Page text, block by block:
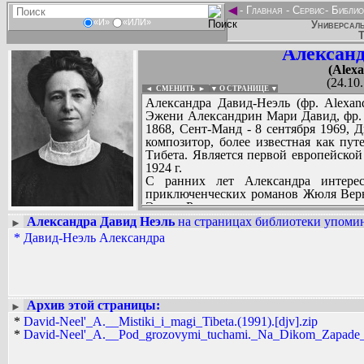
«И» «ИЛИ»
◄- Главная - Сервис-
◄ СМЕНИТЬ ► ▼ О СТРАНИЦЕ ▼
Александра Давид-Неэль (фр.
Эжени Александрин Мари Давид, фр.
1868, Сент-Манд - 8 сентября 1969,
композитор, более известная как
Тибета. Является первой
1924 г.
С ранних лет Александра
приключенческих романов Жюля
Элизе Реклю о странах, в
«заражена вирусом» анархизма и
В отрочестве бежала от
велосипеде.
теософского общества Еленой
рассказами о Тибете.
По возвращению в Париж,
числе и оперы своего сочинения.
Вадим Ершов...
► Александра Давид Неэль на страницах библиотеки
* Давид-Неэль Александра
►
Архив этой страницы:
* David-Neel'_A.__Mistiki_i_magi_Tibeta.(1991).[djv].zip
* David-